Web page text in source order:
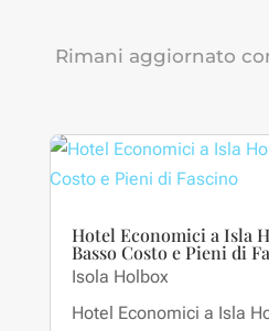
Rimani aggiornato
Hotel Economici a Isla
Basso Costo e Pieni di
Isola Holbox
Hotel Economici a Isla